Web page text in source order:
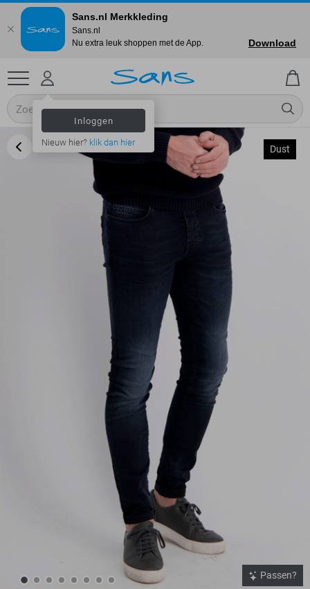
Inloggen
Nieuw hier? klik dan hier
Dust
Passen?
Sans.nl Merkkleding
Sans.nl
Nu extra leuk shoppen met de App.
Download